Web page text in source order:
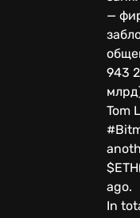
—
943
Tom
ago.
In